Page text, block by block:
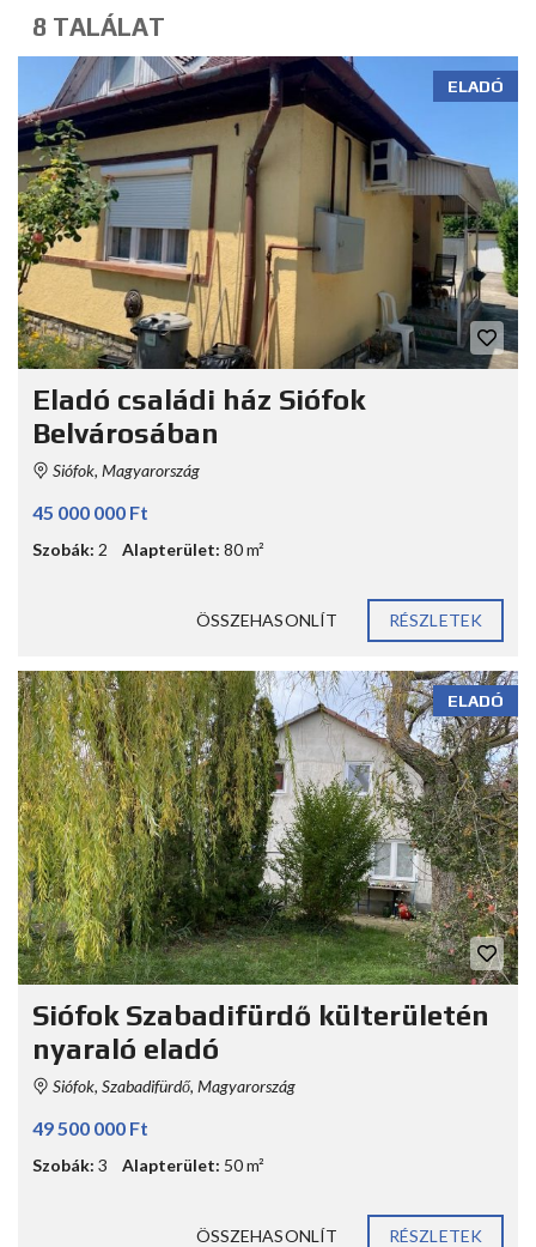
8 TALÁLAT
ELADÓ
Eladó családi ház Siófok
Belvárosában
Siófok, Magyarország
45 000 000 Ft
Szobák: 2 Alapterület: 80 m²
ÖSSZEHASONLÍT RÉSZLETEK
ELADÓ
Siófok Szabadifürdő külterületén
nyaraló eladó
Siófok, Szabadifürdő, Magyarország
49 500 000 Ft
Szobák: 3 Alapterület: 50 m²
ÖSSZEHASONLÍT RÉSZLETEK